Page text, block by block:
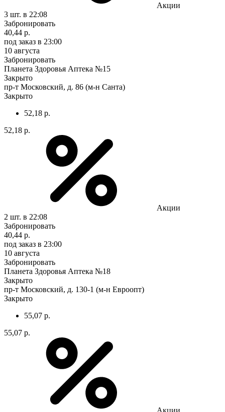
Акции
3 шт. в 22:08
Забронировать
40,44 р.
под заказ в 23:00
10 августа
Забронировать
Планета Здоровья Аптека №15
Закрыто
пр-т Московский, д. 86 (м-н Санта)
Закрыто
52,18 р.
52,18 р.
Акции
2 шт. в 22:08
Забронировать
40,44 р.
под заказ в 23:00
10 августа
Забронировать
Планета Здоровья Аптека №18
Закрыто
пр-т Московский, д. 130-1 (м-н Евроопт)
Закрыто
55,07 р.
55,07 р.
Акции